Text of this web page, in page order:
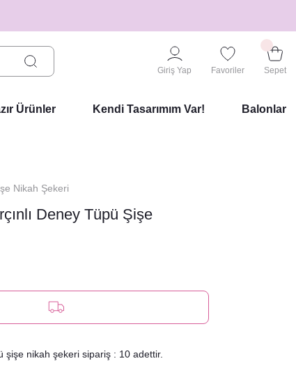
Giriş Yap Favoriler Sepet
Ürünler Kendi Tasarımım Var! Balonlar
Nikah Şekeri
Deney Tüpü Şişe
şişe nikah şekeri sipariş : 10 adettir.